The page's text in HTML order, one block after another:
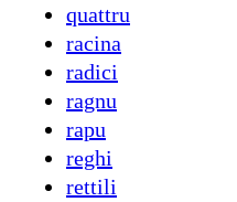
quattru
racina
radici
ragnu
rapu
reghi
rettili